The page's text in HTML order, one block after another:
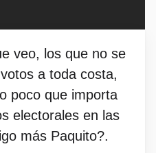
veo, los que no se
a toda costa,
poco que importa
electorales en las
más Paquito?.